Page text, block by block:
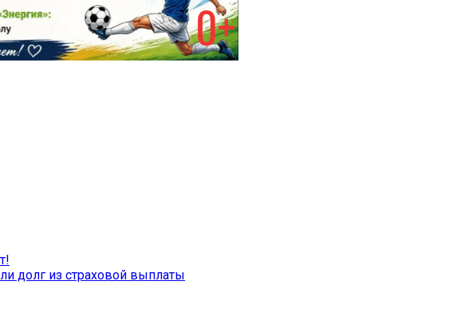
долг из страховой выплаты